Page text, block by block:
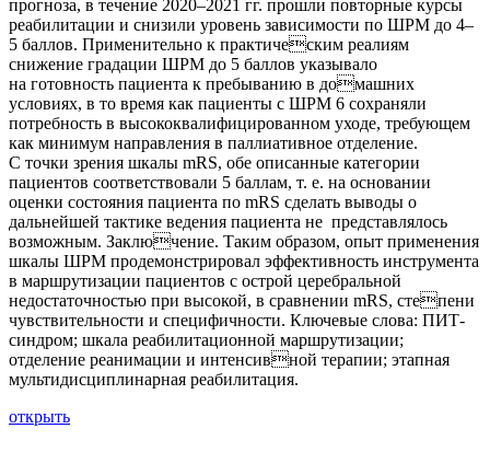
прогноза, в течение 2020–2021 гг. прошли повторные курсы
реабилитации и снизили уровень зависимости по ШРМ до 4–
5 баллов. Применительно к практическим реалиям
снижение градации ШРМ до 5 баллов указывало
на готовность пациента к пребыванию в домашних
условиях, в то время как пациенты с ШРМ 6 сохраняли
потребность в высококвалифицированном уходе, требующем
как минимум направления в паллиативное отделение.
С точки зрения шкалы mRS, обе описанные категории
пациентов соответствовали 5 баллам, т. е. на основании
оценки состояния пациента по mRS сделать выводы о
дальнейшей тактике ведения пациента не представлялось
возможным. Заключение. Таким образом, опыт применения
шкалы ШРМ продемонстрировал эффективность инструмента
в маршрутизации пациентов с острой церебральной
недостаточностью при высокой, в сравнении mRS, степени
чувствительности и специфичности. Ключевые слова: ПИТ-
синдром; шкала реабилитационной маршрутизации;
отделение реанимации и интенсивной терапии; этапная
мультидисциплинарная реабилитация.
открыть